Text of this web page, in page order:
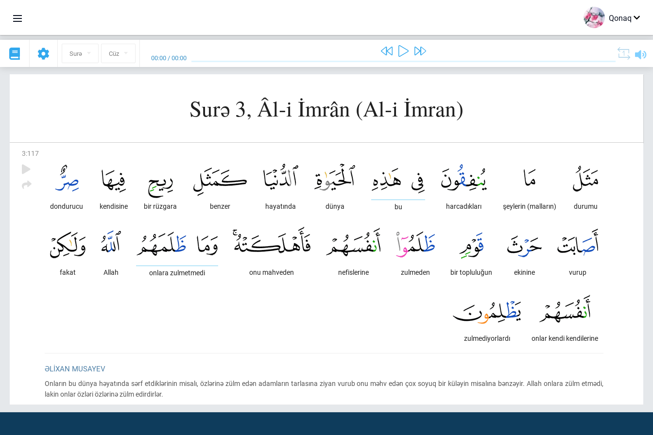
Qonaq
Surə Cüz 00:00 /00:00
Surə 3, Âl-i İmrân (Al-i İmran)
3:117
durumu
şeylerin (malların)
harcadıkları
bu
dünya
hayatında
benzer
bir rüzgara
kendisine
dondurucu
vurup
ekinine
bir topluluğun
zulmeden
nefislerine
onu mahveden
onlara zulmetmedi
Allah
fakat
onlar kendi kendilerine
zulmediyorlardı
ƏLIXAN MUSAYEV
Onların bu dünya həyatında sərf etdiklərinin misalı, özlərinə zülm edən adamların tarlasına ziyan vurub onu məhv edən çox soyuq bir küləyin misalına bənzəyir. Allah onlara zülm etmədi,
lakin onlar özləri özlərinə zülm edirdirlər.